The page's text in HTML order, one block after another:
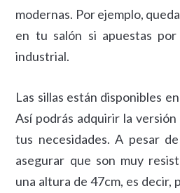
modernas. Por ejemplo,
en tu salón si apuestas
industrial.
Las sillas están disponibles
Así podrás adquirir la
tus necesidades. A pesar
asegurar que son muy
una altura de 47cm, es decir,